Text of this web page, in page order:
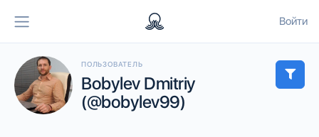
Войти
ПОЛЬЗОВАТЕЛЬ
Bobylev Dmitriy
(@bobylev99)